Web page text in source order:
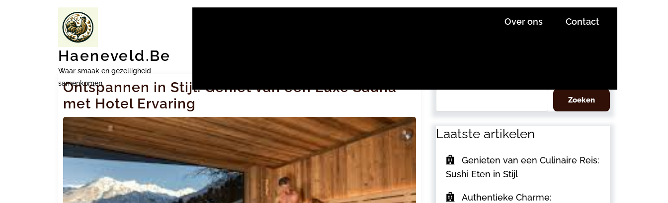
Haeneveld.be
Waar smaak en gezelligheid
samenkomen.
Over ons Contact
Ontspannen in Stijl: Geniet van een Luxe Sauna
met Hotel Ervaring
Zoeken
Laatste artikelen
Genieten van een Culinaire Reis:
Sushi Eten in Stijl
Authentieke Charme: